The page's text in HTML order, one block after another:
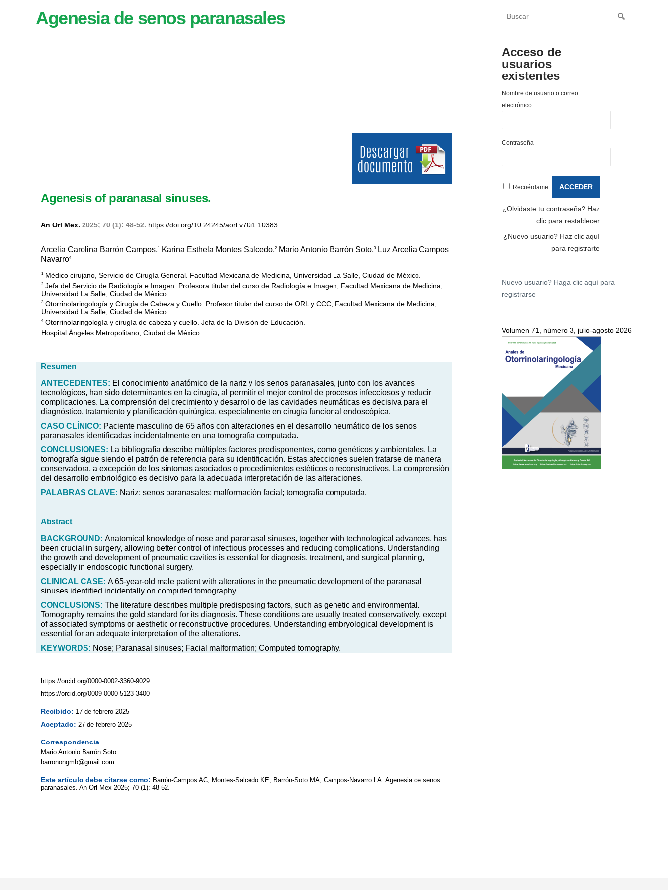
Agenesia de senos paranasales
Agenesis of paranasal sinuses.
An Orl Mex. 2025; 70 (1): 48-52. https://doi.org/10.24245/aorl.v70i1.10383
Arcelia Carolina Barrón Campos,1 Karina Esthela Montes Salcedo,2 Mario Antonio Barrón Soto,3
Luz Arcelia Campos
Navarro4
1 Médico cirujano, Servicio de Cirugía General. Facultad Mexicana de Medicina, Universidad La Salle, Ciudad de México.
2 Jefa del Servicio de Radiología e Imagen. Profesora titular del curso de Radiología e Imagen, Facultad Mexicana de Medicina,
Universidad La Salle, Ciudad de México.
3 Otorrinolaringología y Cirugía de Cabeza y Cuello. Profesor titular del curso de ORL y CCC, Facultad Mexicana de Medicina,
Universidad La Salle, Ciudad de México.
4Otorrinolaringología y cirugía de cabeza y cuello. Jefa de la División de Educación.
Hospital Ángeles Metropolitano, Ciudad de México.
Resumen
ANTECEDENTES: El conocimiento anatómico de la nariz y los senos paranasales, junto con los avances
tecnológicos, han sido determinantes en la cirugía, al permitir el mejor control de procesos infecciosos y reducir
complicaciones. La comprensión del crecimiento y desarrollo de las cavidades neumáticas es decisiva para el
diagnóstico, tratamiento y planificación quirúrgica, especialmente en cirugía funcional endoscópica.
CASO CLÍNICO: Paciente masculino de 65 años con alteraciones en el desarrollo neumático de los senos
paranasales identificadas incidentalmente en una tomografía computada.
CONCLUSIONES: La bibliografía describe múltiples factores predisponentes, como genéticos y ambientales. La
tomografía sigue siendo el patrón de referencia para su identificación. Estas afecciones suelen tratarse de manera
conservadora, a excepción de los síntomas asociados o procedimientos estéticos o reconstructivos. La comprensión
del desarrollo embriológico es decisivo para la adecuada interpretación de las alteraciones.
PALABRAS CLAVE: Nariz; senos paranasales; malformación facial; tomografía computada.
Abstract
BACKGROUND: Anatomical knowledge of nose and paranasal sinuses, together with technological advances, has
been crucial in surgery, allowing better control of infectious processes and reducing complications. Understanding
the growth and development of pneumatic cavities is essential for diagnosis, treatment, and surgical planning,
especially in endoscopic functional surgery.
CLINICAL CASE: A 65-year-old male patient with alterations in the pneumatic development of the paranasal
sinuses identified incidentally on computed tomography.
CONCLUSIONS: The literature describes multiple predisposing factors, such as genetic and environmental.
Tomography remains the gold standard for its diagnosis. These conditions are usually treated conservatively, except
of associated symptoms or aesthetic or reconstructive procedures. Understanding embryological development is
essential for an adequate interpretation of the alterations.
KEYWORDS: Nose; Paranasal sinuses; Facial malformation; Computed tomography.
https://orcid.org/0000-0002-3360-9029
https://orcid.org/0009-0000-5123-3400
Recibido: 17 de febrero 2025
Aceptado: 27 de febrero 2025
Correspondencia
Mario Antonio Barrón Soto
barronongmb@gmail.com
Este artículo debe citarse como: Barrón-Campos AC, Montes-Salcedo KE, Barrón-Soto MA, Campos-Navarro LA. Agenesia de senos
paranasales. An Orl Mex 2025; 70 (1): 48-52.
Acceso de
usuarios
existentes
Nombre de usuario o correo
electrónico
Contraseña
Recuérdame
¿Olvidaste tu contraseña? Haz
clic para restablecer
¿Nuevo usuario? Haz clic aquí
para registrarte
Nuevo usuario? Haga clic aquí para
registrarse
Volumen 71, número 3, julio-agosto 2026